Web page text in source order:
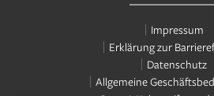
Impressum
Erklärung zur
Datenschutz
Allgemeine